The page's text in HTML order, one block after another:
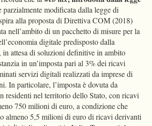
parzialmente modificata dalla legge di
alla proposta di Direttiva COM (2018)
nell’ambito di un pacchetto di misure per la
digitale predisposto dalla
attesa di soluzioni definitive in ambito
in un’imposta pari al 3% dei ricavi
servizi digitali realizzati da imprese di
In particolare, l’imposta è dovuta da
residenti nel territorio dello Stato, con ricavi
750 milioni di euro, a condizione che
almeno 5,5 milioni di euro di ricavi derivanti